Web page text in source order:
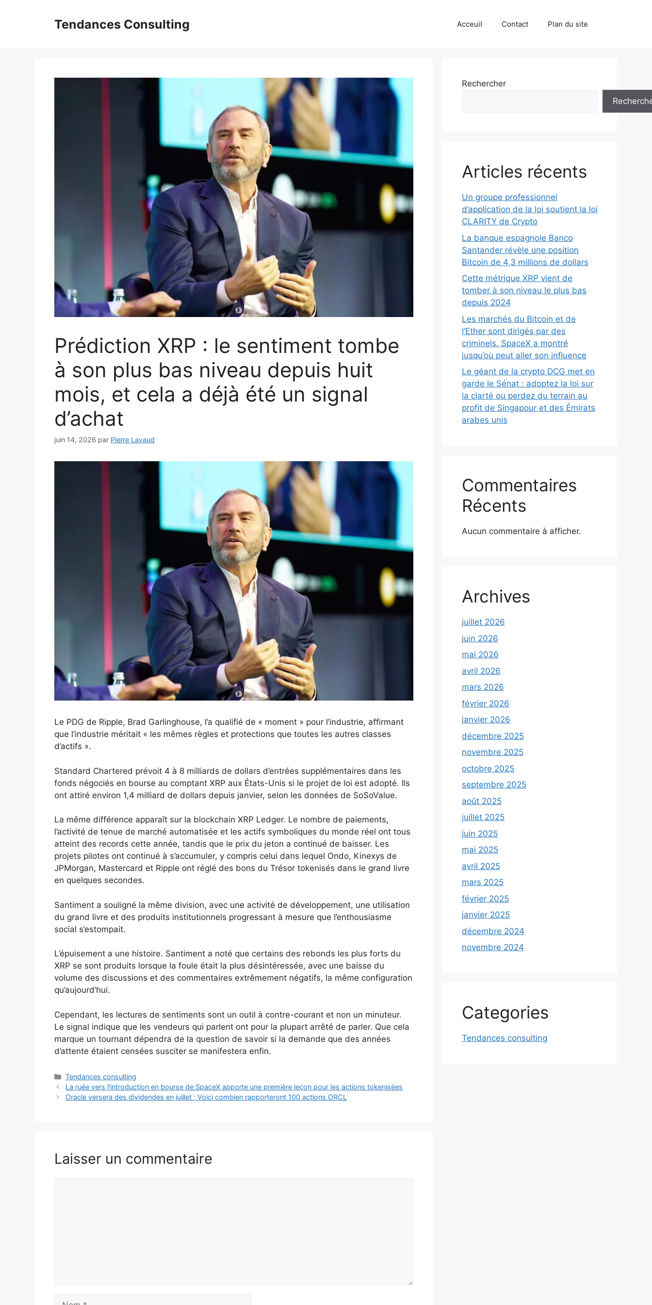
Tendances Consulting Acceuil Contact Plan du site
Prédiction XRP : le sentiment tombe
à son plus bas niveau depuis huit
mois, et cela a déjà été un signal
d’achat
juin 14, 2026 par Pierre Lavaud
Le PDG de Ripple, Brad Garlinghouse, l’a qualifié de « moment » pour l’industrie, affirmant
que l’industrie méritait « les mêmes règles et protections que toutes les autres classes
d’actifs ».
Standard Chartered prévoit 4 à 8 milliards de dollars d’entrées supplémentaires dans les
fonds négociés en bourse au comptant XRP aux États-Unis si le projet de loi est adopté. Ils
ont attiré environ 1,4 milliard de dollars depuis janvier, selon les données de SoSoValue.
La même différence apparaît sur la blockchain XRP Ledger. Le nombre de paiements,
l’activité de tenue de marché automatisée et les actifs symboliques du monde réel ont tous
atteint des records cette année, tandis que le prix du jeton a continué de baisser. Les
projets pilotes ont continué à s’accumuler, y compris celui dans lequel Ondo, Kinexys de
JPMorgan, Mastercard et Ripple ont réglé des bons du Trésor tokenisés dans le grand livre
en quelques secondes.
Santiment a souligné la même division, avec une activité de développement, une utilisation
du grand livre et des produits institutionnels progressant à mesure que l’enthousiasme
social s’estompait.
L’épuisement a une histoire. Santiment a noté que certains des rebonds les plus forts du
XRP se sont produits lorsque la foule était la plus désintéressée, avec une baisse du
volume des discussions et des commentaires extrêmement négatifs, la même configuration
qu’aujourd’hui.
Cependant, les lectures de sentiments sont un outil à contre-courant et non un minuteur.
Le signal indique que les vendeurs qui parlent ont pour la plupart arrêté de parler. Que cela
marque un tournant dépendra de la question de savoir si la demande que des années
d’attente étaient censées susciter se manifestera enfin.
Catégories
Tendances consulting
La ruée vers l’introduction en bourse de SpaceX apporte une première leçon pour les actions tokenisées
Oracle versera des dividendes en juillet ; Voici combien rapporteront 100 actions ORCL
Laisser un commentaire
Rechercher
Articles récents
Un groupe professionnel
d’application de la loi soutient la loi
CLARITY de Crypto
La banque espagnole Banco
Santander révèle une position
Bitcoin de 4,3 millions de dollars
Cette métrique XRP vient de
tomber à son niveau le plus bas
depuis 2024
Les marchés du Bitcoin et de
l’Ether sont dirigés par des
criminels. SpaceX a montré
jusqu’où peut aller son influence
Le géant de la crypto DCG met en
garde le Sénat : adoptez la loi sur
la clarté ou perdez du terrain au
profit de Singapour et des Émirats
arabes unis
Commentaires
Récents
Aucun commentaire à afficher.
Archives
juillet 2026
juin 2026
mai 2026
avril 2026
mars 2026
février 2026
janvier 2026
décembre 2025
novembre 2025
octobre 2025
septembre 2025
août 2025
juillet 2025
juin 2025
mai 2025
avril 2025
mars 2025
février 2025
janvier 2025
décembre 2024
novembre 2024
Categories
Tendances consulting